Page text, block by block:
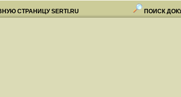
СТРАНИЦУ SERTI.RU ПОИСК